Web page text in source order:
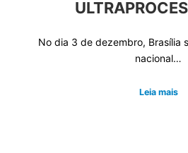
No dia 3 de dezembro, Brasília
nacional…
Leia mais